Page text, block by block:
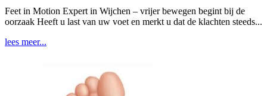
Feet in Motion Expert in Wijchen – vrijer bewegen begint bij de
oorzaak Heeft u last van uw voet en merkt u dat de klachten steeds...
lees meer...